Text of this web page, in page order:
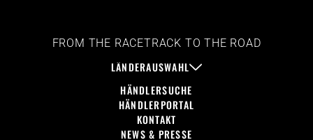
FROM THE RACETRACK TO THE ROAD
LÄNDERAUSWAHL
HÄNDLERSUCHE
HÄNDLERPORTAL
KONTAKT
NEWS & PRESSE